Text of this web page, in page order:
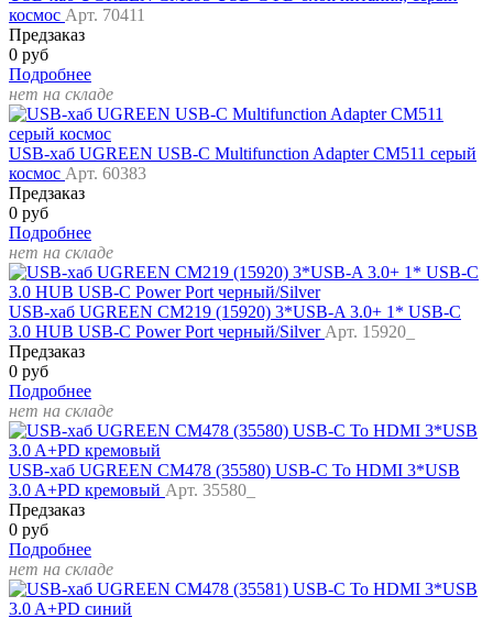
космос Арт. 70411
Предзаказ
0 руб
Подробнее
нет на складе
USB-хаб UGREEN USB-C Multifunction Adapter CM511 серый
космос Арт. 60383
Предзаказ
0 руб
Подробнее
нет на складе
USB-хаб UGREEN CM219 (15920) 3*USB-A 3.0+ 1* USB-C
3.0 HUB USB-C Power Port черный/SilverАрт. 15920_
Предзаказ
0 руб
Подробнее
нет на складе
USB-хаб UGREEN CM478 (35580) USB-C To HDMI 3*USB
3.0 A+PD кремовый Арт. 35580_
Предзаказ
0 руб
Подробнее
нет на складе